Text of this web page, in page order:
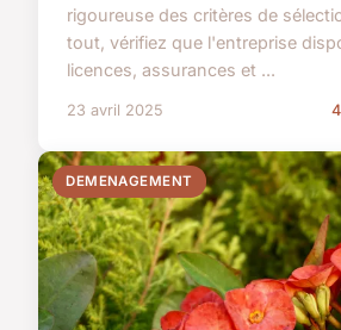
rigoureuse des critères de
tout, vérifiez que l'entreprise
licences, assurances et ...
23 avril 2025
DEMENAGEMENT